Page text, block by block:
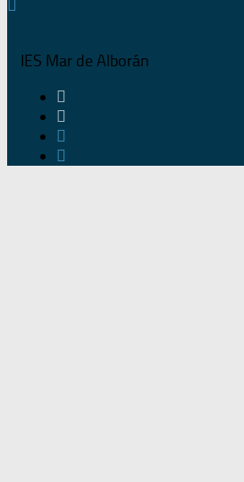
IES Mar de Alborán